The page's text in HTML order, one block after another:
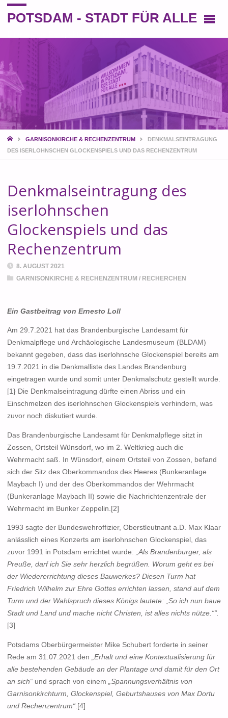
POTSDAM - STADT FÜR ALLE
STARTGARNISONKIRCHE & RECHENZENTRUM
DENKMALSEINTRAGUNG
DES ISERLOHNSCHEN GLOCKENSPIELS UND DAS RECHENZENTRUM
Denkmalseintragung des
iserlohnschen
Glockenspiels und das
Rechenzentrum
8. AUGUST 2021
GARNISONKIRCHE & RECHENZENTRUM / RECHERCHEN
Ein Gastbeitrag von Ernesto Loll
Am 29.7.2021 hat das Brandenburgische Landesamt für
Denkmalpflege und Archäologische Landesmuseum (BLDAM)
bekannt gegeben, dass das iserlohnsche Glockenspiel bereits am
19.7.2021 in die Denkmalliste des Landes Brandenburg
eingetragen wurde und somit unter Denkmalschutz gestellt wurde.
[1} Die Denkmalseintragung dürfte einen Abriss und ein
Einschmelzen des iserlohnschen Glockenspiels verhindern, was
zuvor noch diskutiert wurde.
Das Brandenburgische Landesamt für Denkmalpflege sitzt in
Zossen, Ortsteil Wünsdorf, wo im 2. Weltkrieg auch die
Wehrmacht saß. In Wünsdorf, einem Ortsteil von Zossen, befand
sich der Sitz des Oberkommandos des Heeres (Bunkeranlage
Maybach I) und der des Oberkommandos der Wehrmacht
(Bunkeranlage Maybach II) sowie die Nachrichtenzentrale der
Wehrmacht im Bunker Zeppelin.[2]
1993 sagte der Bundeswehroffizier, Oberstleutnant a.D. Max Klaar
anlässlich eines Konzerts am iserlohnschen Glockenspiel, das
zuvor 1991 in Potsdam errichtet wurde: „Als Brandenburger, als
Preuße, darf ich Sie sehr herzlich begrüßen. Worum geht es bei
der Wiedererrichtung dieses Bauwerkes? Diesen Turm hat
Friedrich Wilhelm zur Ehre Gottes errichten lassen, stand auf dem
Turm und der Wahlspruch dieses Königs lautete: „So ich nun baue
Stadt und Land und mache nicht Christen, ist alles nichts nütze.““.
[3]
Potsdams Oberbürgermeister Mike Schubert forderte in seiner
Rede am 31.07.2021 den
„Erhalt und eine Kontextualisierung für
alle bestehenden Gebäude an der Plantage und damit für den Ort
an sich“ und sprach von einem
„Spannungsverhältnis von
Garnisonkirchturm, Glockenspiel, Geburtshauses von Max Dortu
und Rechenzentrum“.[4]